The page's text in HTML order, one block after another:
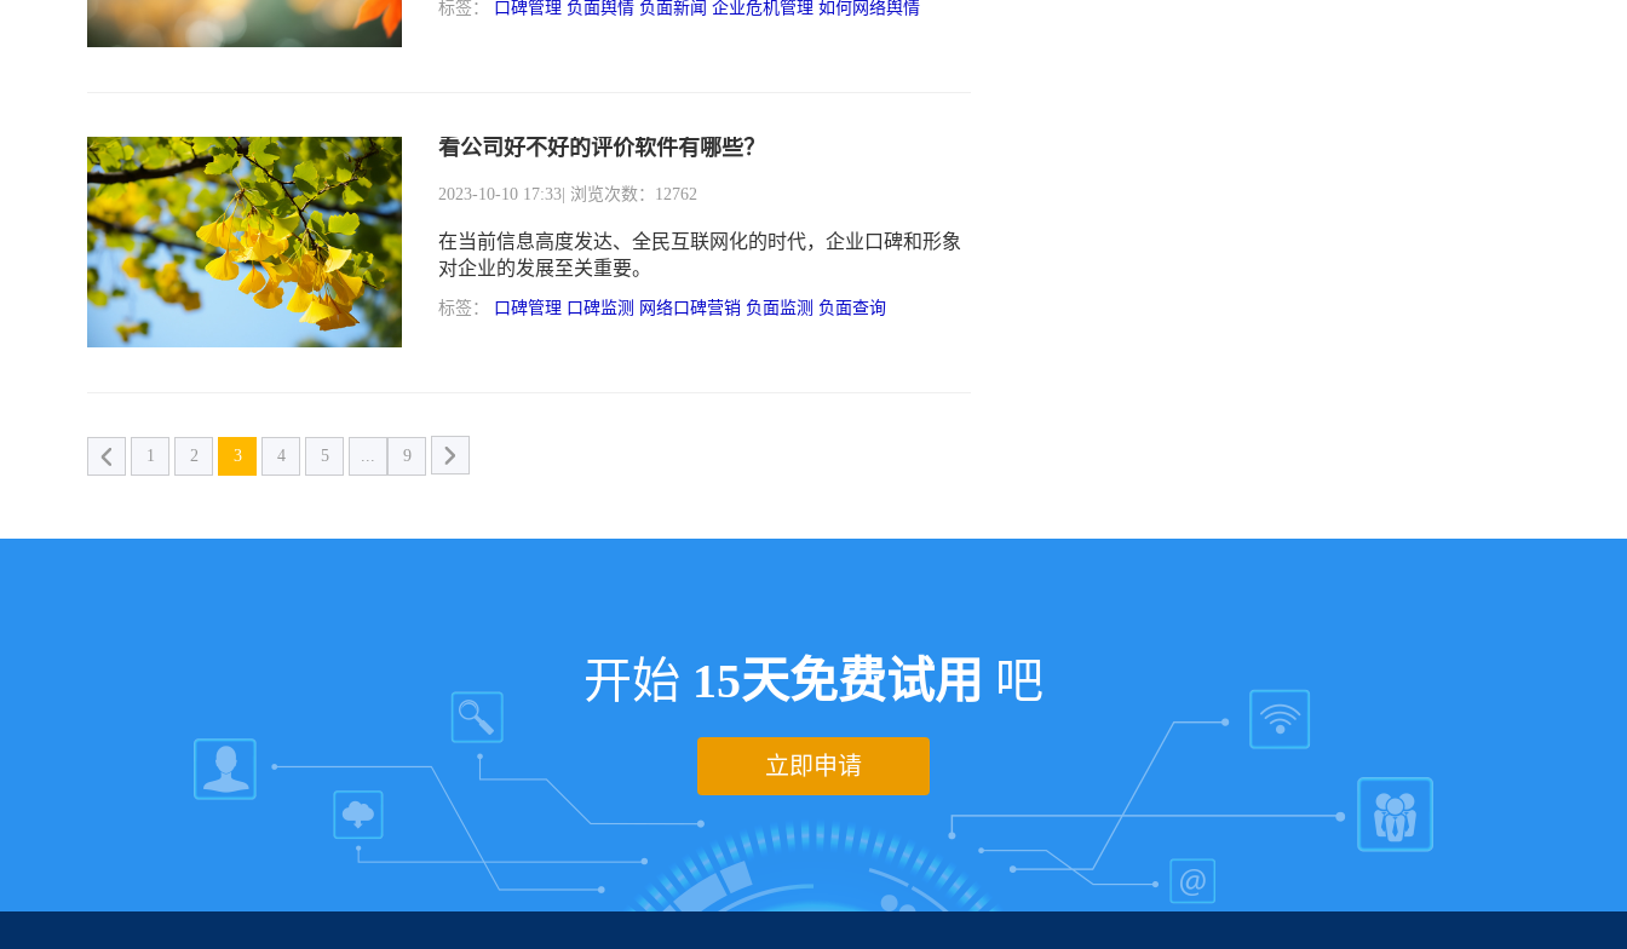
标签： 口碑管理 负面舆情 负面新闻 企业危机管理 如何网络舆情
看公司好不好的评价软件有哪些？
2023-10-10 17:33 | 浏览次数：12762
在当前信息高度发达、全民互联网化的时代，企业口碑和形象
对企业的发展至关重要。
标签： 口碑管理 口碑监测 网络口碑营销 负面监测 负面查询
1 2 3 4 5 ... 9
开始 15天免费试用 吧
立即申请